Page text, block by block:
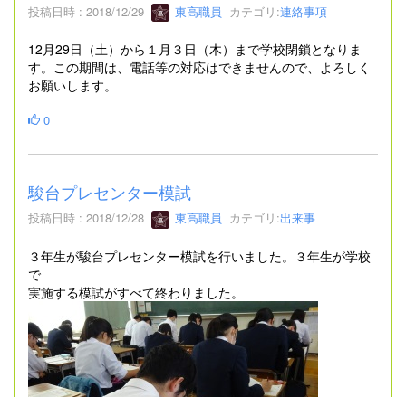
投稿日時 : 2018/12/29 東高職員 カテゴリ:連絡事項
12月29日（土）から１月３日（木）まで学校閉鎖となりま
す。この期間は、電話等の対応はできませんので、よろしく
お願いします。
0
駿台プレセンター模試
投稿日時 : 2018/12/28 東高職員 カテゴリ:出来事
３年生が駿台プレセンター模試を行いました。３年生が学校
で
実施する模試がすべて終わりました。